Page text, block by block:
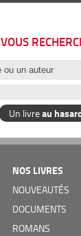
VOUS
Un livreau
NOS LIVRES
NOUVEAUTÉS
DOCUMENTS
ROMANS